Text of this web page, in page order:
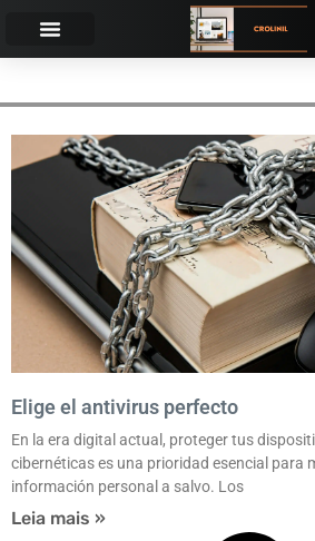
Elige el antivirus perfecto
En la era digital actual, proteger tus
cibernéticas es una prioridad esencial para
información personal a salvo. Los
Leia mais »